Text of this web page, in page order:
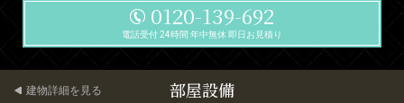
0120-139-692
電話受付 24時間 年中無休 即日お見積り
部屋設備
建物詳細を見る